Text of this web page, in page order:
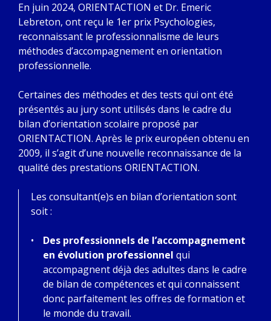
En juin 2024, ORIENTACTION et Dr. Emeric
Lebreton, ont reçu le 1er prix Psychologies,
reconnaissant le professionnalisme de leurs
méthodes d’accompagnement en orientation
professionnelle.
Certaines des méthodes et des tests qui ont été
présentés au jury sont utilisés dans le cadre du
bilan d’orientation scolaire proposé par
ORIENTACTION. Après le prix européen obtenu en
2009, il s’agit d’une nouvelle reconnaissance de la
qualité des prestations ORIENTACTION.
Les consultant(e)s en bilan d’orientation sont
soit :
Des professionnels de l’accompagnement
en évolution professionnel qui
accompagnent déjà des adultes dans le cadre
de bilan de compétences et qui connaissent
donc parfaitement les offres de formation et
le monde du travail.